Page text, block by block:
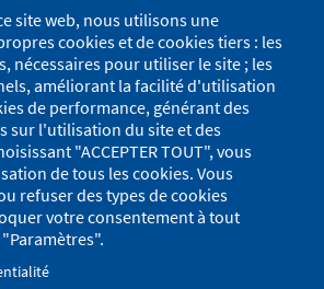
site web, nous utilisons une
cookies et de cookies tiers : les
nécessaires pour utiliser le site ; les
améliorant la facilité d'utilisation
de performance, générant des
sur l'utilisation du site et des
"ACCEPTER TOUT", vous
de tous les cookies. Vous
refuser des types de cookies
votre consentement à tout
et déchèterie